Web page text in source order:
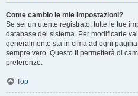
Come cambio le mie impostazioni?
Se sei un utente registrato, tutte le tue
database del sistema. Per modificarle
generalmente sta in cima ad ogni
sempre vero. Questo ti permetterà di
preferenze.
Top